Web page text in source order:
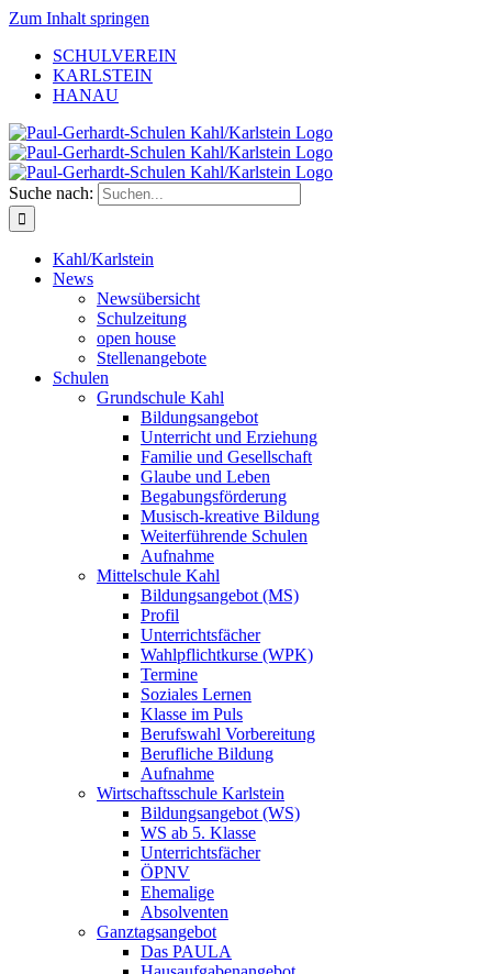
Zum Inhalt springen
SCHULVEREIN
KARLSTEIN
HANAU
Suche nach:
Kahl/Karlstein
News
Newsübersicht
Schulzeitung
open house
Stellenangebote
Schulen
Grundschule Kahl
Bildungsangebot
Unterricht und Erziehung
Familie und Gesellschaft
Glaube und Leben
Begabungsförderung
Musisch-kreative Bildung
Weiterführende Schulen
Aufnahme
Mittelschule Kahl
Bildungsangebot (MS)
Profil
Unterrichtsfächer
Wahlpflichtkurse (WPK)
Termine
Soziales Lernen
Klasse im Puls
Berufswahl Vorbereitung
Berufliche Bildung
Aufnahme
Wirtschaftsschule Karlstein
Bildungsangebot (WS)
WS ab 5. Klasse
Unterrichtsfächer
ÖPNV
Ehemalige
Absolventen
Ganztagsangebot
Das PAULA